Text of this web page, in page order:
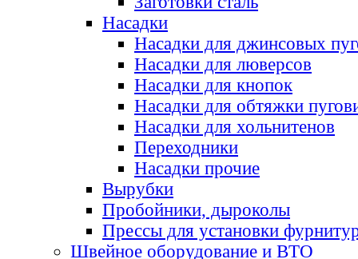
Насадки
Насадки для джинсовых
Насадки для люверсов
Насадки для кнопок
Насадки для обтяжки
Насадки для хольнитенов
Переходники
Насадки прочие
Вырубки
Пробойники, дыроколы
Прессы для установки
Швейное оборудование и ВТО